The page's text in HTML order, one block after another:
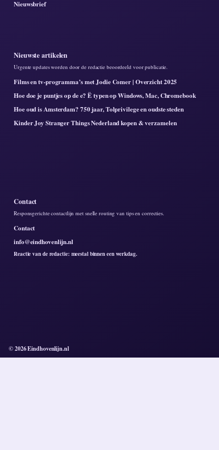
Nieuwsbrief
Nieuwste artikelen
Urgente updates worden door de redactie beoordeeld voor publicatie.
Films en tv-programma’s met Jodie Comer | Overzicht 2025
Hoe doe je puntjes op de e? Ë typen op Windows, Mac, Chromebook
Hoe oud is Amsterdam? 750 jaar, Tolprivilege en oudste steden
Kinder Joy Stranger Things Nederland kopen & verzamelen
Contact
Responsgerichte contactlijn met snelle routing van tips en correcties.
Contact
info@eindhovenlijn.nl
Reactie van de redactie: meestal binnen een werkdag.
© 2026 Eindhovenlijn.nl